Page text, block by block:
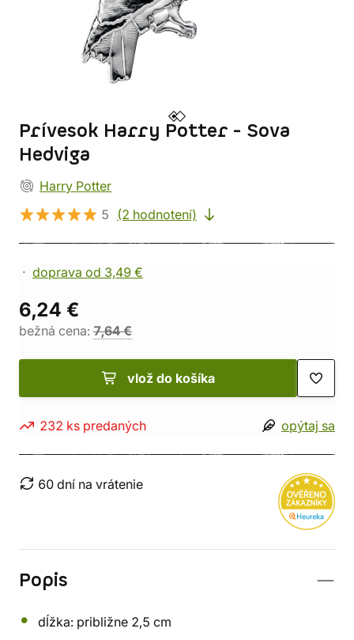
Prívesok Harry Potter - Sova
Hedviga
Harry Potter
5
(2 hodnotení)
doprava od 3,49 €
6,24 €
bežná cena: 7,64 €
vlož do košíka
232 ks predaných opýtaj sa
60 dní na vrátenie
Popis
dĺžka: približne 2,5 cm